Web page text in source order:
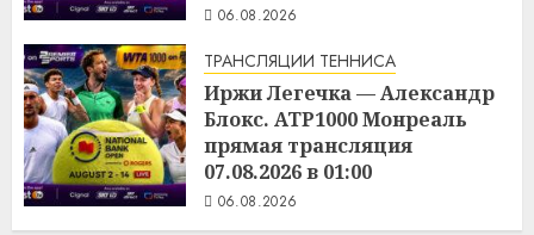
06.08.2026
ТРАНСЛЯЦИИ ТЕННИСА
Иржи Легечка — Александр
Блокс. ATP1000 Монреаль
прямая трансляция
07.08.2026 в 01:00
06.08.2026